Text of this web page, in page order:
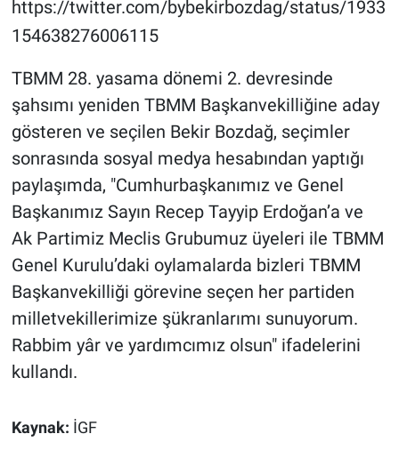
https://twitter.com/bybekirbozdag/status/1933
154638276006115
TBMM 28. yasama dönemi 2. devresinde
şahsımı yeniden TBMM Başkanvekilliğine aday
gösteren ve seçilen Bekir Bozdağ, seçimler
sonrasında sosyal medya hesabından yaptığı
paylaşımda, "Cumhurbaşkanımız ve Genel
Başkanımız Sayın Recep Tayyip Erdoğan’a ve
Ak Partimiz Meclis Grubumuz üyeleri ile TBMM
Genel Kurulu’daki oylamalarda bizleri TBMM
Başkanvekilliği görevine seçen her partiden
milletvekillerimize şükranlarımı sunuyorum.
Rabbim yâr ve yardımcımız olsun" ifadelerini
kullandı.
Kaynak: İGF